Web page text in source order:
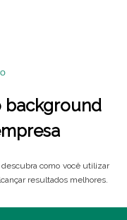
background
como você utilizar
resultados melhores.